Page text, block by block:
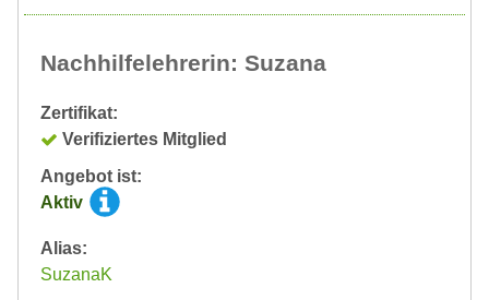
Nachhilfelehrerin: Suzana
Zertifikat:
Verifiziertes Mitglied
Angebot ist:
Aktiv
Alias:
SuzanaK